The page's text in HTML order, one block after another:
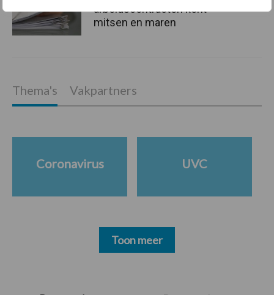
Primaire
arbeidscontracten kent
mitsen en maren
Thema's Vakpartners
Coronavirus UVC
Toon meer